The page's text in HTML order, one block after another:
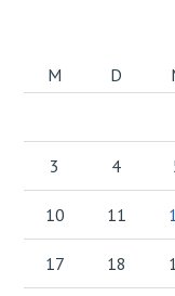
M
D
3 4
10 11
17 18